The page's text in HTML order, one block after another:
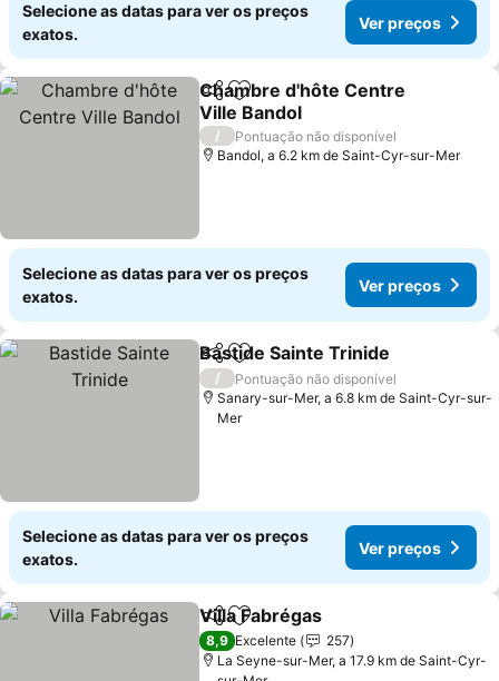
Selecione as datas para ver os preços
exatos.
Ver preços
PartilharAdicionar aos favoritos
Chambre d'hôte Centre
Ville Bandol
/
Pontuação não disponível
Bandol, a 6.2 km de Saint-Cyr-sur-Mer
Selecione as datas para ver os preços
exatos.
Ver preços
PartilharAdicionar aos favoritos
Bastide Sainte Trinide
/
Pontuação não disponível
Sanary-sur-Mer, a 6.8 km de Saint-Cyr-sur-
Mer
Selecione as datas para ver os preços
exatos.
Ver preços
PartilharAdicionar aos favoritos
Villa Fabrégas
8,9 Excelente
257
La Seyne-sur-Mer, a 17.9 km de Saint-Cyr-